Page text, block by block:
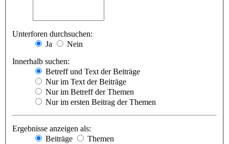
Unterforen durchsuchen:
Ja
Nein
Innerhalb suchen:
Betreff und Text der Beiträge
Nur im Text der Beiträge
Nur im Betreff der Themen
Nur im ersten Beitrag der Themen
Ergebnisse anzeigen als:
Beiträge
Themen